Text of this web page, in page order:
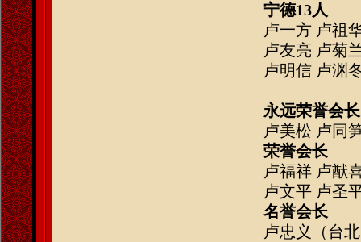
宁德13人
卢一方 卢祖
卢友亮 卢菊
卢明信 卢渊
永远荣誉会长
卢美松 卢同
荣誉会长
卢福祥 卢猷
卢文平 卢圣
名誉会长
卢忠义（台